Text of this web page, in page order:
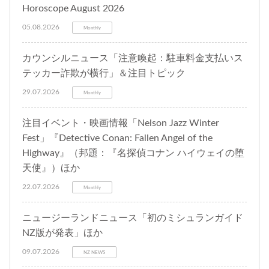
Horoscope August 2026
05.08.2026 Monthly
カウンシルニュース「注意喚起：駐車料金支払いス
テッカー詐欺が横行」＆注目トピック
29.07.2026 Monthly
注目イベント・映画情報「Nelson Jazz Winter
Fest」『Detective Conan: Fallen Angel of the
Highway』（邦題：『名探偵コナン ハイウェイの堕
天使』）ほか
22.07.2026 Monthly
ニュージーランドニュース「初のミシュランガイド
NZ版が発表」ほか
09.07.2026 NZ NEWS